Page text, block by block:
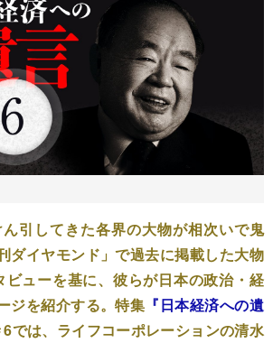
引してきた各界の大物が相次いで鬼
ダイヤモンド」で過去に掲載した大物
ビューを基に、彼らが日本の政治・経
ジを紹介する。特集 『日本経済への遺
6では、ライフコーポレーションの清水